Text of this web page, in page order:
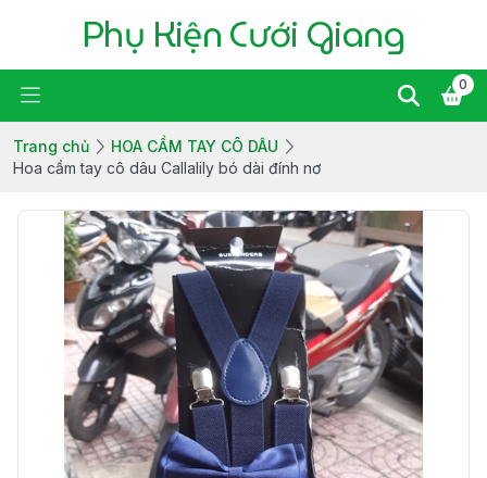
Phụ Kiện Cưới Giang
0
Trang chủ
HOA CẦM TAY CÔ DÂU
Hoa cầm tay cô dâu Callalily bó dài đính nơ